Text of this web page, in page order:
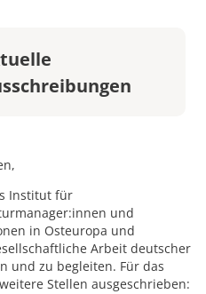
Institut für
und
in Osteuropa und
Arbeit deutscher
und zu begleiten. Für das
Stellen ausgeschrieben: